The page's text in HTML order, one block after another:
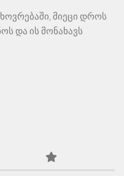
მიეცი დროს
და ის მონახავს